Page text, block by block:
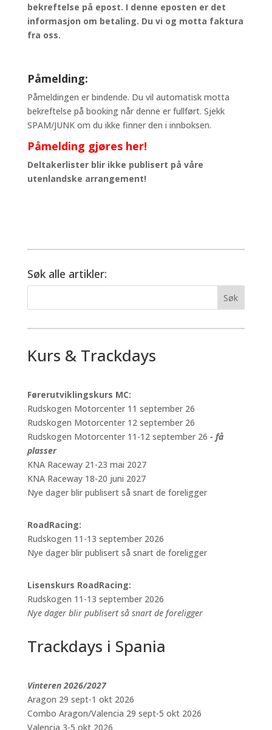
bekreftelse på epost. I denne eposten er det
informasjon om betaling. Du vi og motta faktura
fra oss.
Påmelding:
Påmeldingen er bindende. Du vil automatisk motta
bekreftelse på booking når denne er fullført. Sjekk
SPAM/JUNK om du ikke finner den i innboksen.
Påmelding gjøres her!
Deltakerlister blir ikke publisert på våre
utenlandske arrangement!
Søk alle artikler:
Kurs & Trackdays
Førerutviklingskurs MC:
Rudskogen Motorcenter 11 september 26
Rudskogen Motorcenter 12 september 26
Rudskogen Motorcenter 11-12 september 26 - få
plasser
KNA Raceway 21-23 mai 2027
KNA Raceway 18-20 juni 2027
Nye dager blir publisert så snart de foreligger
RoadRacing:
Rudskogen 11-13 september 2026
Nye dager blir publisert så snart de foreligger
Lisenskurs RoadRacing:
Rudskogen 11-13 september 2026
Nye dager blir publisert så snart de foreligger
Trackdays i Spania
Vinteren 2026/2027
Aragon 29 sept-1 okt 2026
Combo Aragon/Valencia 29 sept-5 okt 2026
Valencia 3-5 okt 2026